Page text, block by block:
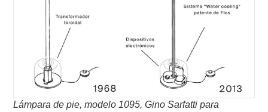
Lámpara de pie, modelo 1095, Gino Sarfatti para